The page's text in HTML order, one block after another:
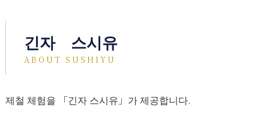
긴자 스시유
ABOUT SUSHIYU
제철 체험을 「긴자 스시유」가 제공합니다.